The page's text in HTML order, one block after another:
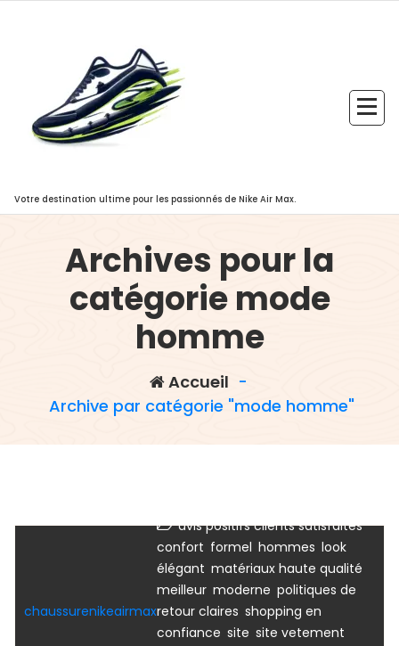
Votre destination ultime pour les passionnés de Nike Air Max.
Archives pour la
catégorie mode
homme
Accueil -
Archive par catégorie "mode homme"
boutique des marques mode homme
vente
vetement femme vetements
chaussurenikeairmax
avis positifs clients satisfaites,
confort formel hommes look
élégant matériaux haute qualité
meilleur moderne politiques de
retour claires shopping en
confiance site site vetement